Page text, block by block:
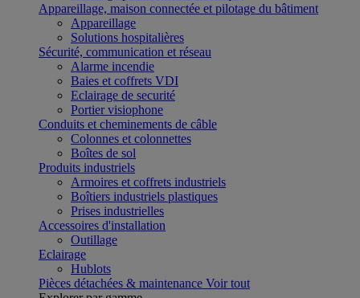
Appareillage, maison connectée et pilotage du bâtiment
Appareillage
Solutions hospitalières
Sécurité, communication et réseau
Alarme incendie
Baies et coffrets VDI
Eclairage de securité
Portier visiophone
Conduits et cheminements de câble
Colonnes et colonnettes
Boîtes de sol
Produits industriels
Armoires et coffrets industriels
Boîtiers industriels plastiques
Prises industrielles
Accessoires d'installation
Outillage
Eclairage
Hublots
Pièces détachées & maintenance Voir tout